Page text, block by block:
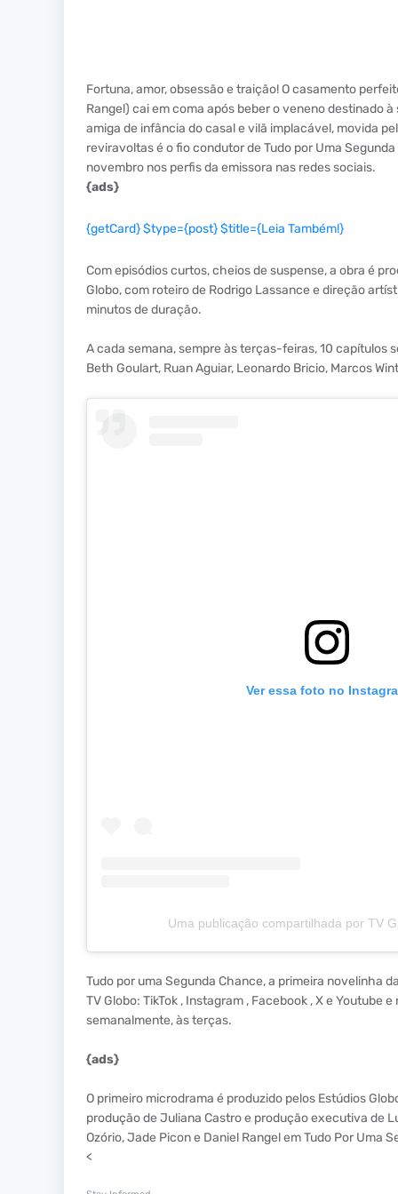
Fortuna, amor, obsessão e traição! O casamento
Rangel) cai em coma após beber o veneno destinado
amiga de infância do casal e vilã implacável, movida
reviravoltas é o fio condutor de Tudo por Uma
novembro nos perfis da emissora nas redes sociais.
{ads}
{getCard} $type={post} $title={Leia Também!}
Com episódios curtos, cheios de suspense, a obra é
Globo, com roteiro de Rodrigo Lassance e direção
minutos de duração.
A cada semana, sempre às terças-feiras, 10 capítulos
Beth Goulart, Ruan Aguiar, Leonardo Bricio, Marcos
Ver essa foto no
Uma publicação compartilhada por TV
Tudo por uma Segunda Chance, a primeira novelinha
TV Globo: TikTok , Instagram , Facebook , X e Youtube
semanalmente, às terças.
{ads}
O primeiro microdrama é produzido pelos Estúdios
produção de Juliana Castro e produção executiva de
Ozório, Jade Picon e Daniel Rangel em Tudo Por Uma
<